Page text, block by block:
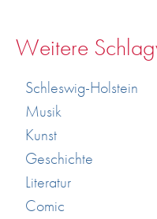
Weitere
Schleswig-Holstein
Musik
Kunst
Geschichte
Literatur
Comic